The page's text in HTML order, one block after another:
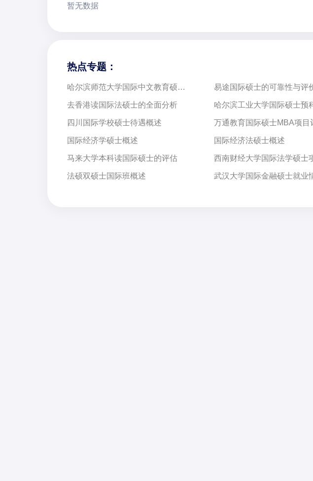
暂无数据
热点专题：
哈尔滨师范大学国际中文教育硕士项目介绍 易途国际硕士的可靠性与评
去香港读国际法硕士的全面分析 哈尔滨工业大学国际硕士预
四川国际学校硕士待遇概述 万通教育国际硕士MBA项目
国际经济学硕士概述 国际经济法硕士概述
马来大学本科读国际硕士的评估
法硕双硕士国际班概述 武汉大学国际金融硕士就业